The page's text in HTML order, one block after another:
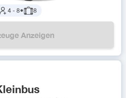
4 - 8● 8
Anzeigen